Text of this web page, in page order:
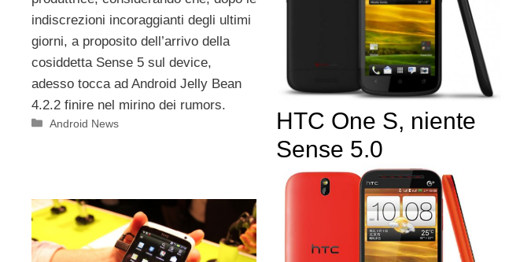
indiscrezioni incoraggianti degli ultimi
giorni, a proposito dell’arrivo della
cosiddetta Sense 5 sul device,
adesso tocca ad Android Jelly Bean
4.2.2 finire nel mirino dei rumors.
Categorie
Android News
HTC One S, niente
Sense 5.0